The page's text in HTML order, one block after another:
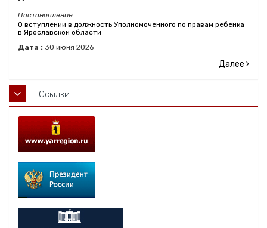
Постановление
О вступлении в должность Уполномоченного по правам ребенка
в Ярославской области
Дата : 30 июня 2026
Далее
Ссылки